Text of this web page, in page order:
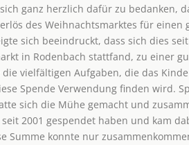
ganz herzlich dafür zu bedanken,
des Weihnachtsmarktes für einen
sich beeindruckt, dass sich dies
in Rodenbach stattfand, zu einer
vielfältigen Aufgaben, die das
Spende Verwendung finden wird.
sich die Mühe gemacht und
2001 gespendet haben und kam
Summe konnte nur